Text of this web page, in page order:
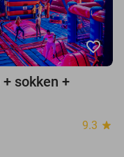
favorite_border
sokken +
9.3 star